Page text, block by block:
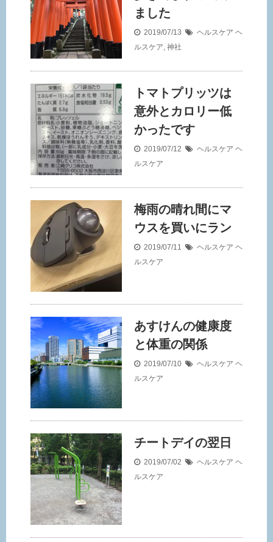
ました
2019/07/13 ヘルスケア ヘ
ルスケア, 神社
トマトプリッツは
意外とカロリー低
かったです
2019/07/12 ヘルスケア ヘ
ルスケア
梅雨の晴れ間にマ
ウスを買いにラン
2019/07/11 ヘルスケア ヘ
ルスケア
あすけんの健康度
と体重の関係
2019/07/10 ヘルスケア ヘ
ルスケア
チートデイの翌日
2019/07/02 ヘルスケア ヘ
ルスケア